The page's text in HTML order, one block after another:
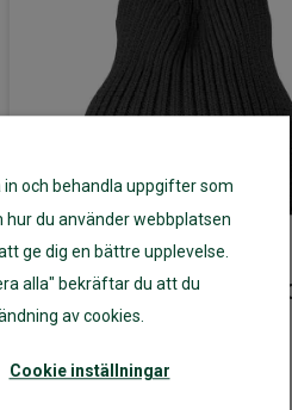
Janus
mössa svart
349
och behandla uppgifter som
du använder webbplatsen
ge dig en bättre upplevelse.
alla" bekräftar du att du
av cookies.
Cookie inställningar